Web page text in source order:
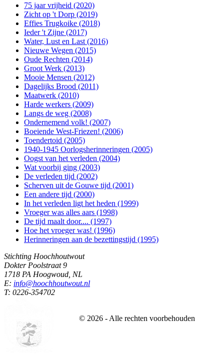
75 jaar vrijheid (2020)
Zicht op 't Dorp (2019)
Effies Trugkoike (2018)
Ieder 't Zijne (2017)
Water, Lust en Last (2016)
Nieuwe Wegen (2015)
Oude Rechten (2014)
Groot Werk (2013)
Mooie Mensen (2012)
Dagelijks Brood (2011)
Maatwerk (2010)
Harde werkers (2009)
Langs de weg (2008)
Ondernemend volk! (2007)
Boeiende West-Friezen! (2006)
Toendertoid (2005)
1940-1945 Oorlogsherinneringen (2005)
Oogst van het verleden (2004)
Wat voorbij ging (2003)
De verleden tijd (2002)
Scherven uit de Gouwe tijd (2001)
Een andere tijd (2000)
In het verleden ligt het heden (1999)
Vroeger was alles aars (1998)
De tijd maalt door.... (1997)
Hoe het vroeger was! (1996)
Herinneringen aan de bezettingstijd (1995)
Stichting Hoochhoutwout
Dokter Poolstraat 9
1718 PA Hoogwoud, NL
E: info@hoochhoutwout.nl
T: 0226-354702
© 2026 - Alle rechten voorbehouden